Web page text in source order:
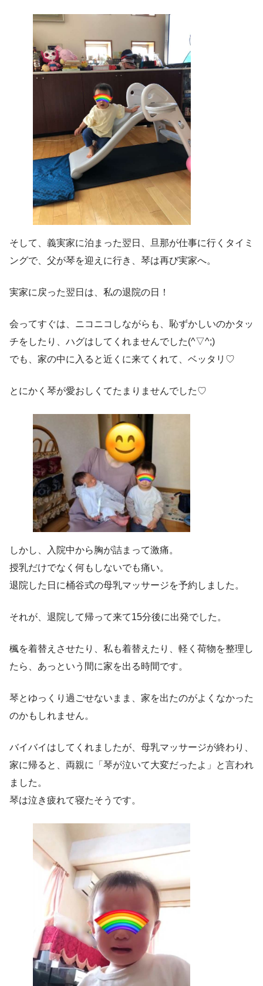
そして、義実家に泊まった翌日、旦那が仕事に行くタイミ
ングで、父が琴を迎えに行き、琴は再び実家へ。
実家に戻った翌日は、私の退院の日！
会ってすぐは、ニコニコしながらも、恥ずかしいのかタッ
チをしたり、ハグはしてくれませんでした(^▽^;)
でも、家の中に入ると近くに来てくれて、ベッタリ♡
とにかく琴が愛おしくてたまりませんでした♡
しかし、入院中から胸が詰まって激痛。
授乳だけでなく何もしないでも痛い。
退院した日に桶谷式の母乳マッサージを予約しました。
それが、退院して帰って来て15分後に出発でした。
楓を着替えさせたり、私も着替えたり、軽く荷物を整理し
たら、あっという間に家を出る時間です。
琴とゆっくり過ごせないまま、家を出たのがよくなかった
のかもしれません。
バイバイはしてくれましたが、母乳マッサージが終わり、
家に帰ると、両親に「琴が泣いて大変だったよ」と言われ
ました。
琴は泣き疲れて寝たそうです。